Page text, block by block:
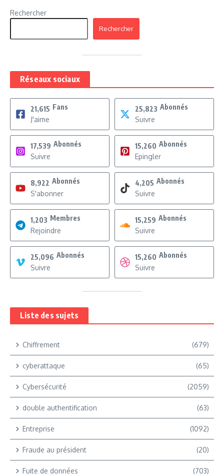
Rechercher
Rechercher
Réseaux sociaux
21,615 Fans
J'aime
25,823 Abonnés
Suivre
17,539 Abonnés
Suivre
15,260 Abonnés
Epingler
8,922 Abonnés
S'abonner
4,205 Abonnés
Suivre
1,203 Membres
Rejoindre
15,259 Abonnés
Suivre
25,096 Abonnés
Suivre
15,260 Abonnés
Suivre
Liste des sujets
Chiffrement (679)
cyberattaque (65)
Cybersécurité (2059)
double authentification (63)
Entreprise (1092)
Fraude au président (20)
Fuite de données (703)